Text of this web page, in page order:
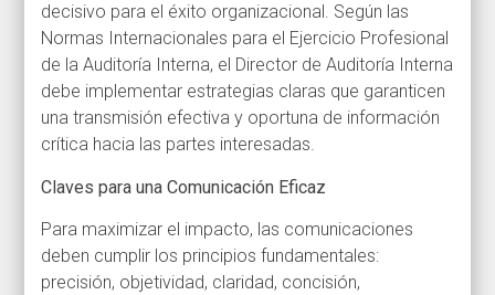
decisivo para el éxito organizacional. Según las
Normas Internacionales para el Ejercicio Profesional
de la Auditoría Interna, el Director de Auditoría Interna
debe implementar estrategias claras que garanticen
una transmisión efectiva y oportuna de información
crítica hacia las partes interesadas.
Claves para una Comunicación Eficaz
Para maximizar el impacto, las comunicaciones
deben cumplir los principios fundamentales:
precisión, objetividad, claridad, concisión,